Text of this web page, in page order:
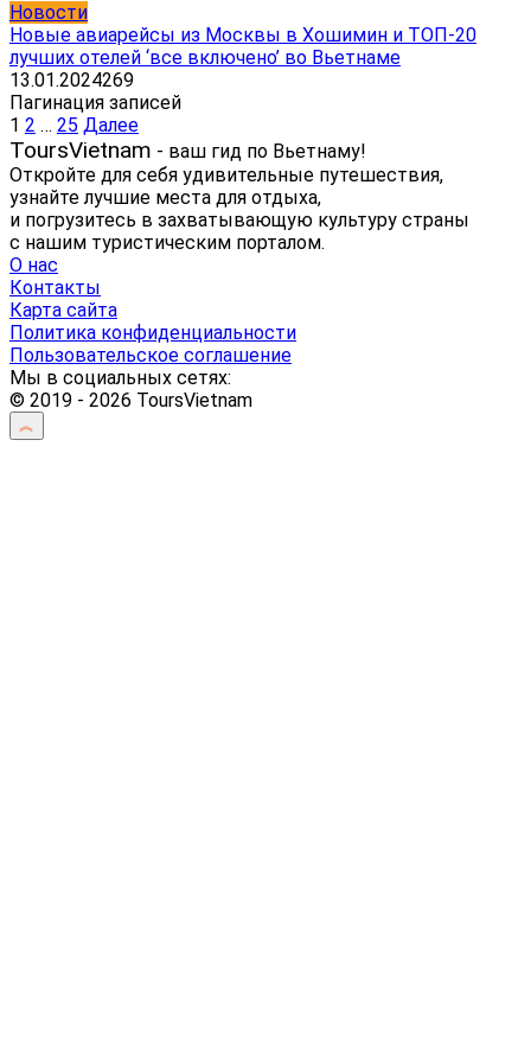
Новости
Новые авиарейсы из Москвы в Хошимин и ТОП-20
лучших отелей ‘все включено’ во Вьетнаме
13.01.2024269
Пагинация записей
1 2 … 25 Далее
ToursVietnam - ваш гид по Вьетнаму!
Откройте для себя удивительные путешествия,
узнайте лучшие места для отдыха,
и погрузитесь в захватывающую культуру страны
с нашим туристическим порталом.
О нас
Контакты
Карта сайта
Политика конфиденциальности
Пользовательское соглашение
Мы в социальных сетях:
© 2019 - 2026 ToursVietnam